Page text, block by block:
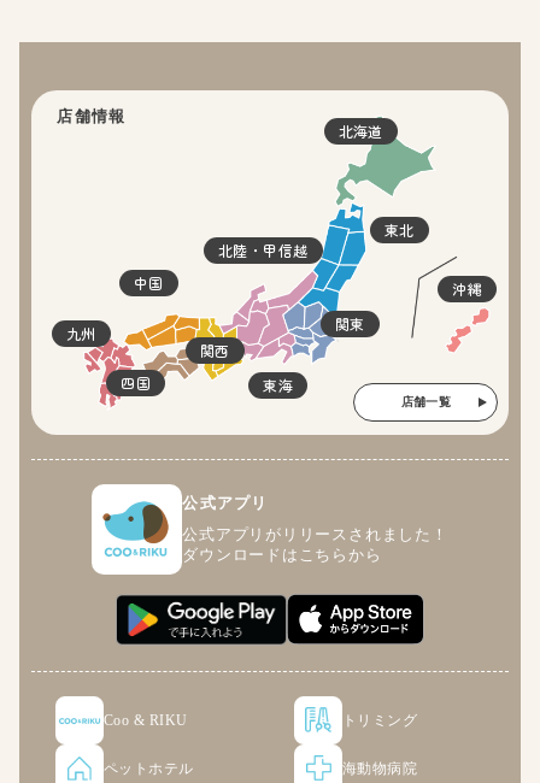
店舗情報
北海道
東北
関東
北陸・甲信越
東海
関西
四国
中国
九州
沖縄
店舗一覧
公式アプリ
公式アプリがリリースされました！
ダウンロードはこちらから
Coo & RIKU トリミング
ペットホテル 海動物病院